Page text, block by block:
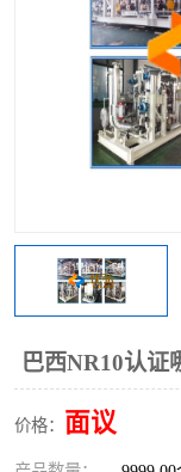
巴西NR10认证
价格： 面议